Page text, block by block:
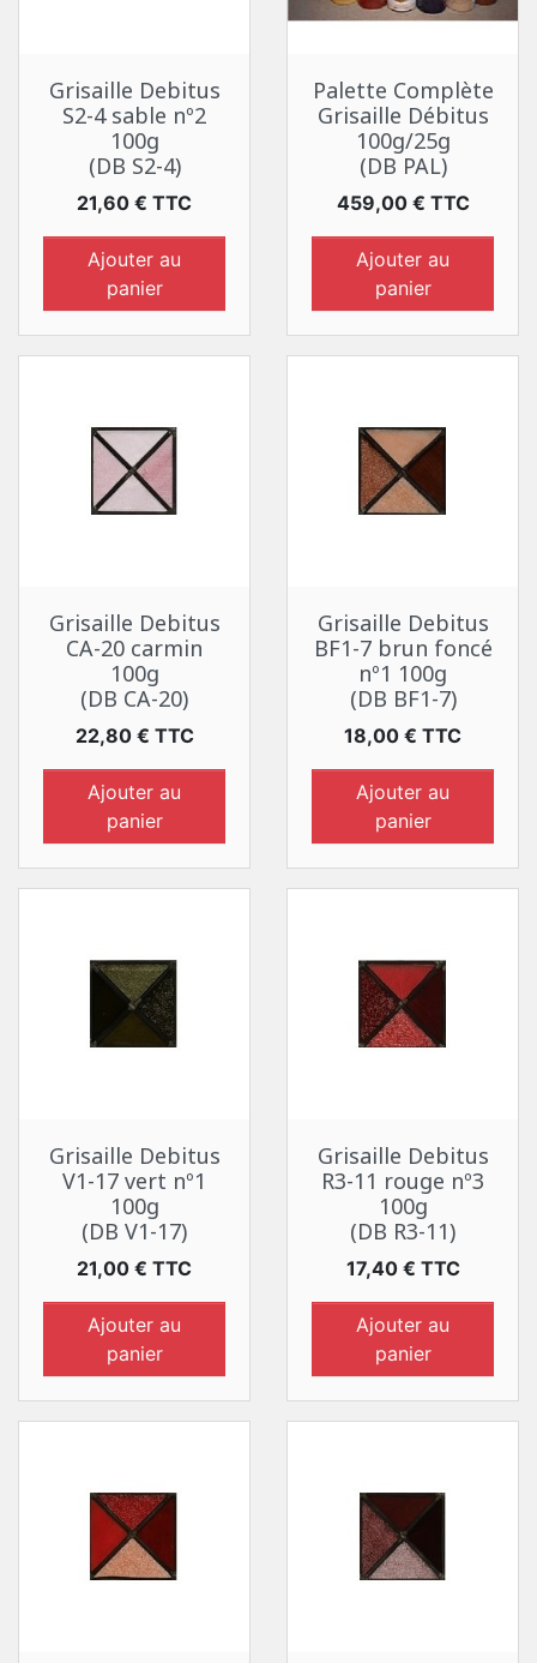
Grisaille Debitus
S2-4 sable nº2
100g
(DB S2-4)
Prix
21,60 € TTC
Ajouter au
panier
Palette Complète
Grisaille Débitus
100g/25g
(DB PAL)
Prix
459,00 € TTC
Ajouter au
panier
Grisaille Debitus
CA-20 carmin
100g
(DB CA-20)
Prix
22,80 € TTC
Ajouter au
panier
Grisaille Debitus
BF1-7 brun foncé
nº1 100g
(DB BF1-7)
Prix
18,00 € TTC
Ajouter au
panier
Grisaille Debitus
V1-17 vert nº1
100g
(DB V1-17)
Prix
21,00 € TTC
Ajouter au
panier
Grisaille Debitus
R3-11 rouge nº3
100g
(DB R3-11)
Prix
17,40 € TTC
Ajouter au
panier